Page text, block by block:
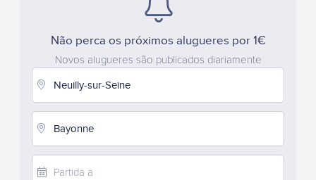
Não perca os próximos alugueres por 1€
Novos alugueres são publicados diariamente